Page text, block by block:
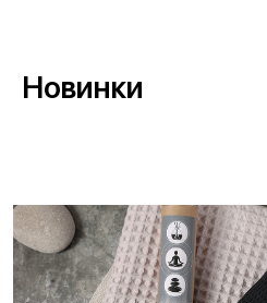
Новинки